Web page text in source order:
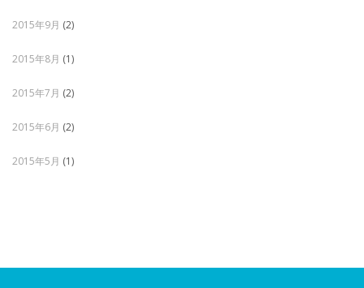
2015年9月 (2)
2015年8月 (1)
2015年7月 (2)
2015年6月 (2)
2015年5月 (1)